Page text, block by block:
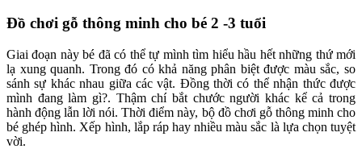
Đồ chơi gỗ thông minh cho bé 2 -3 tuổi
Giai đoạn này bé đã có thể tự mình tìm hiểu hầu hết những thứ mới
lạ xung quanh. Trong đó có khả năng phân biệt được màu sắc, so
sánh sự khác nhau giữa các vật. Đồng thời có thể nhận thức được
mình đang làm gì?. Thậm chí bắt chước người khác kể cả trong
hành động lẫn lời nói. Thời điểm này, bộ đồ chơi gỗ thông minh cho
bé ghép hình. Xếp hình, lắp ráp hay nhiều màu sắc là lựa chọn tuyệt
vời.